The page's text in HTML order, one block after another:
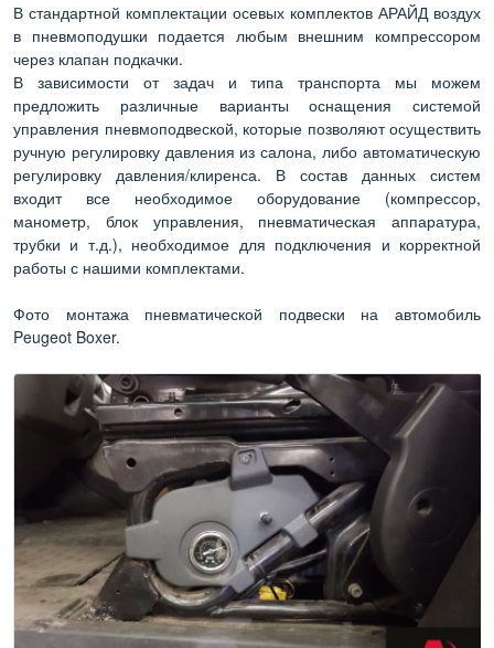
В стандартной комплектации осевых комплектов АРАЙД воздух
в пневмоподушки подается любым внешним компрессором
через клапан подкачки.
В зависимости от задач и типа транспорта мы можем
предложить различные варианты оснащения системой
управления пневмоподвеской, которые позволяют осуществить
ручную регулировку давления из салона, либо автоматическую
регулировку давления/клиренса. В состав данных систем
входит все необходимое оборудование (компрессор,
манометр, блок управления, пневматическая аппаратура,
трубки и т.д.), необходимое для подключения и корректной
работы с нашими комплектами.
Фото монтажа пневматической подвески на автомобиль
Peugeot Boxer.